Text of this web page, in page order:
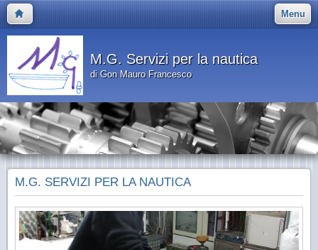
Menu
M.G. Servizi per la nautica
di Gon Mauro Francesco
M.G. SERVIZI PER LA NAUTICA